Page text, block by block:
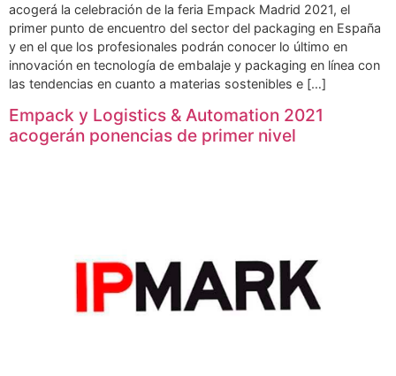
acogerá la celebración de la feria Empack Madrid 2021, el
primer punto de encuentro del sector del packaging en España
y en el que los profesionales podrán conocer lo último en
innovación en tecnología de embalaje y packaging en línea con
las tendencias en cuanto a materias sostenibles e […]
Empack y Logistics & Automation 2021
acogerán ponencias de primer nivel